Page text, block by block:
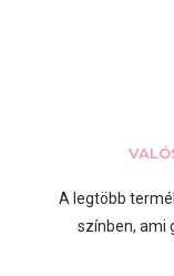
A legtöbb
színben, ami